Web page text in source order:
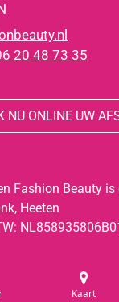
20 48 73 35
NU ONLINE UW
Fashion Beauty is
Heeten
Kaart